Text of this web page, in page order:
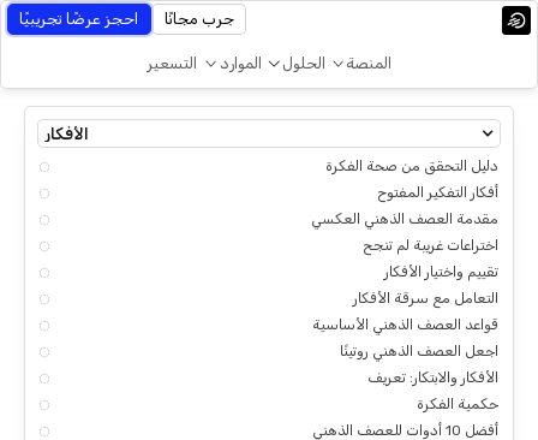
المنصة الحلول الموارد التسعير
جرب مجانًا احجز عرضًا تجريبيًا
الأفكار
دليل التحقق من صحة الفكرة
أفكار التفكير المفتوح
مقدمة العصف الذهني العكسي
اختراعات غريبة لم تنجح
تقييم واختيار الأفكار
التعامل مع سرقة الأفكار
قواعد العصف الذهني الأساسية
اجعل العصف الذهني روتينًا
الأفكار والابتكار: تعريف
حكمية الفكرة
أفضل 10 أدوات للعصف الذهني